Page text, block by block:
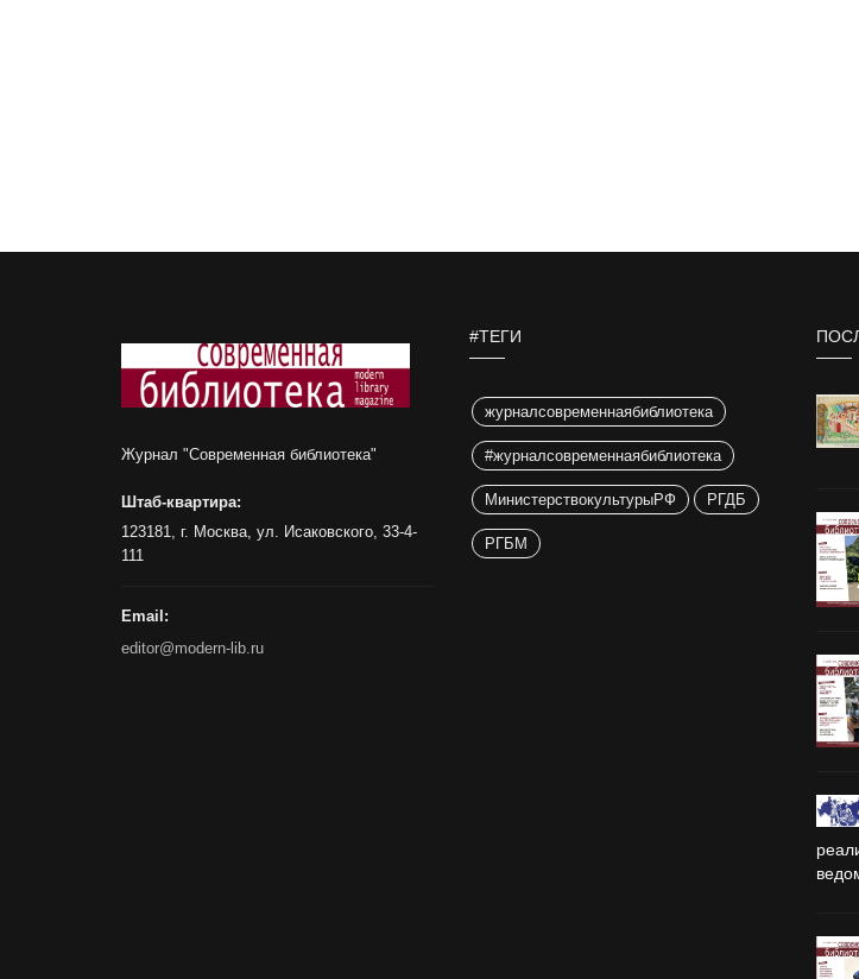
Журнал "Современная библиотека"
Штаб-квартира:
123181, г. Москва, ул. Исаковского, 33-4-
111
Email:
editor@modern-lib.ru
#ТЕГИ
журналсовременнаябиблиотека
#журналсовременнаябиблиотека
МинистерствокультурыРФ РГДБ
РГБМ